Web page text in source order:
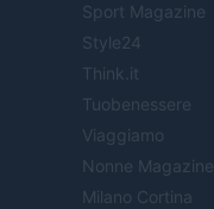
Sport Magazine
Style24
Think.it
Tuobenessere
Viaggiamo
Nonne Magazine
Milano Cortina